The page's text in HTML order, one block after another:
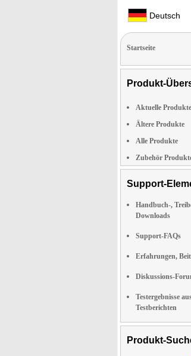
Deutsch
Startseite
Produkt-
Aktuelle Produkte
Ältere Produkte
Alle Produkte
Zubehör
Support-
Handbuch-,
Downloads
Support-FAQs
Erfahrungen,
Diskussions-
Testergebnisse
Testberichten
Produkt-